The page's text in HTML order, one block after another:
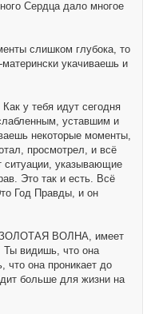
Сердца дало многое
слишком глубока, то
укачиваешь и
у тебя идут сегодня
уставшим и
некоторые моменты,
просмотрел, и всё
ситуации, указывающие
Это так и есть. Всё
Год Правды, и он
ЗОЛОТАЯ ВОЛНА, имеет
Ты видишь, что она
что она проникает до
больше для жизни на